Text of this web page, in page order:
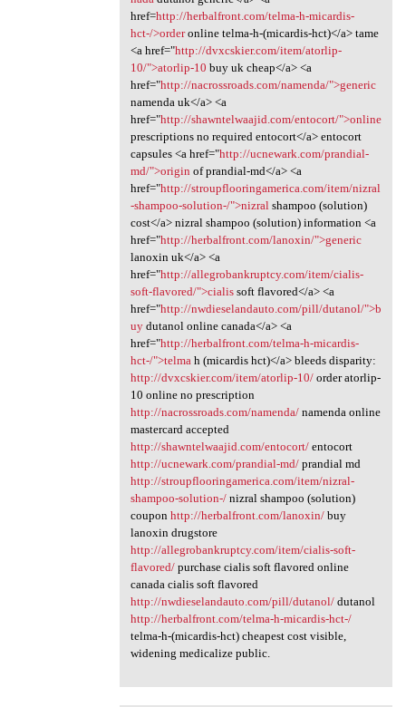
href=http://herbalfront.com/telma-h-micardis-
hct-/>orderonline telma-h-(micardis-hct)</a> tame
<a href="http://dvxcskier.com/item/atorlip-
10/">atorlip-10 buy uk cheap</a> <a
href="http://nacrossroads.com/namenda/">generic
namenda uk</a> <a
href="http://shawntelwaajid.com/entocort/">online
prescriptions no required entocort</a> entocort
capsules <a href="http://ucnewark.com/prandial-
md/">origin of prandial-md</a> <a
href="http://stroupflooringamerica.com/item/nizral
-shampoo-solution-/">nizralshampoo (solution)
cost</a> nizral shampoo (solution) information <a
href="http://herbalfront.com/lanoxin/">generic
lanoxin uk</a> <a
href="http://allegrobankruptcy.com/item/cialis-
soft-flavored/">cialissoft flavored</a> <a
href="http://nwdieselandauto.com/pill/dutanol/">b
uydutanol online canada</a> <a
href="http://herbalfront.com/telma-h-micardis-
hct-/">telmah (micardis hct)</a> bleeds disparity:
http://dvxcskier.com/item/atorlip-10/order atorlip-
10 online no prescription
http://nacrossroads.com/namenda/namenda online
mastercard accepted
http://shawntelwaajid.com/entocort/entocort
http://ucnewark.com/prandial-md/prandial md
http://stroupflooringamerica.com/item/nizral-
shampoo-solution-/nizral shampoo (solution)
coupon http://herbalfront.com/lanoxin/buy
lanoxin drugstore
http://allegrobankruptcy.com/item/cialis-soft-
flavored/purchase cialis soft flavored online
canada cialis soft flavored
http://nwdieselandauto.com/pill/dutanol/dutanol
http://herbalfront.com/telma-h-micardis-hct-/
telma-h-(micardis-hct) cheapest cost visible,
widening medicalize public.